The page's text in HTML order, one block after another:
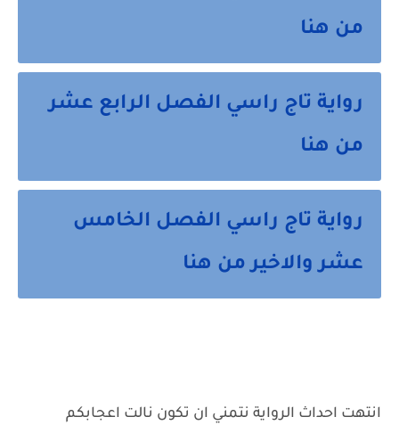
من هنا
رواية تاج راسي الفصل الرابع عشر
من هنا
رواية تاج راسي الفصل الخامس
عشر والاخير من هنا
انتهت احداث الرواية نتمني ان تكون نالت اعجابكم